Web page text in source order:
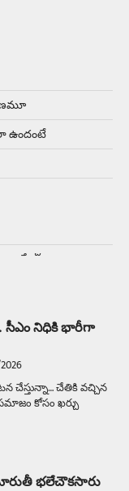
ఉందంటే
ఒక వింతైన రోడ్డు
జాతీయ
ఉతికితే…జైలుకే
గుర్తొచ్చే మొదటి పని
సీఎం నిధికి భారీగా
చేస్తున్నా… చేతికి వచ్చిన
కోసం ఖర్చు
భలేచౌకసారు